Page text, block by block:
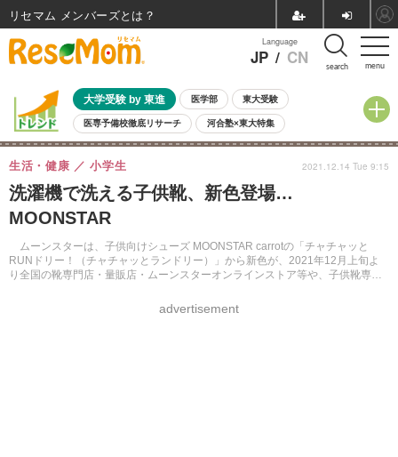
menu
Language
JP / CN search
大学受験 by 東進 医学部 東大受験
医専予備校徹底リサーチ 河合塾×東大特集
親子で考える大学選び 高校受験 中学受験 小学校受験
共通テスト 夏休み
8月開催イベント・WS 全国公立高校 過去問 人気記事
自由研究教材（小学生向け）
洗濯機で洗える子供靴、新色登場…
MOONSTAR
ムーンスターは、子供向けシューズ MOONSTAR carrotの「チャチャッと
RUNドリー！（チャチャッとランドリー）」から新色が、2021年12月上旬よ
り全国の靴専門店・量販店・ムーンスターオンラインストア等や、子供靴専門
生活・健康 小学生
advertisement
2021.12.14 Tue 9:15
リセマム メンバーズ